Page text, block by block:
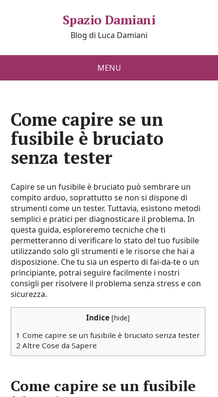
Spazio Damiani
Blog di Luca Damiani
MENU
Come capire se un
fusibile è bruciato
senza tester
Capire se un fusibile è bruciato può sembrare un
compito arduo, soprattutto se non si dispone di
strumenti come un tester. Tuttavia, esistono metodi
semplici e pratici per diagnosticare il problema. In
questa guida, esploreremo tecniche che ti
permetteranno di verificare lo stato del tuo fusibile
utilizzando solo gli strumenti e le risorse che hai a
disposizione. Che tu sia un esperto di fai-da-te o un
principiante, potrai seguire facilmente i nostri
consigli per risolvere il problema senza stress e con
sicurezza.
Indice [hide]
1 Come capire se un fusibile è bruciato senza tester
2 Altre Cose da Sapere
Come capire se un fusibile